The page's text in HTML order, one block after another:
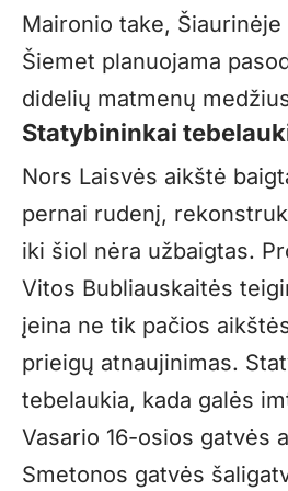
Maironio take,
Šiemet planuojama
didelių matmenų
Statybininkai
Nors Laisvės aikštė
pernai rudenį,
iki šiol nėra užbaigtas.
Vitos Bubliauskaitės
įeina ne tik pačios
prieigų atnaujinimas.
tebelaukia, kada galės
Vasario 16-osios gatvės
Smetonos gatvės